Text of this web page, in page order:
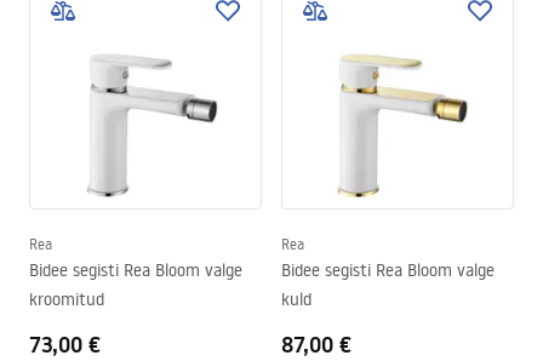
Rea
Bidee segisti Rea Bloom valge
kroomitud
73,00 €
Rea
Bidee segisti Rea Bloom valge
kuld
87,00 €